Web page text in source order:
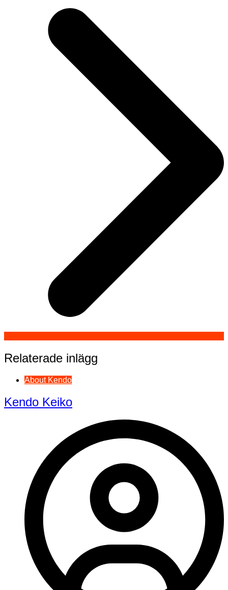
Relaterade inlägg
About Kendo
Kendo Keiko